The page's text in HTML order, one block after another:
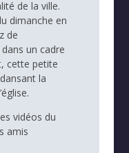
de la ville.
dimanche en
de
un cadre
cette petite
la
vidéos du
amis